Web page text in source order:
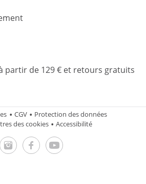
partir de 129 € et retours gratuits
CGV
Protection des données
des cookies
Accessibilité